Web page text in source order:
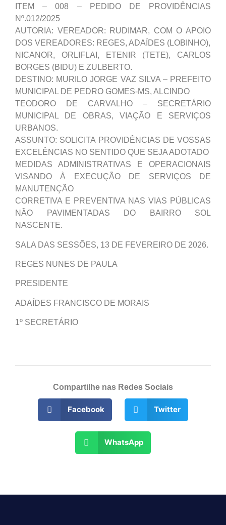
ITEM – 008 – PEDIDO DE PROVIDÊNCIAS
Nº.012/2025
AUTORIA: VEREADOR: RUDIMAR, COM O APOIO
DOS VEREADORES: REGES, ADAÍDES (LOBINHO),
NICANOR, ORLIFLAI, ETENIR (TETE), CARLOS
BORGES (BIDU) E ZULBERTO.
DESTINO: MURILO JORGE VAZ SILVA – PREFEITO
MUNICIPAL DE PEDRO GOMES-MS, ALCINDO
TEODORO DE CARVALHO – SECRETÁRIO
MUNICIPAL DE OBRAS, VIAÇÃO E SERVIÇOS
URBANOS.
ASSUNTO: SOLICITA PROVIDÊNCIAS DE VOSSAS
EXCELÊNCIAS NO SENTIDO QUE SEJA ADOTADO
MEDIDAS ADMINISTRATIVAS E OPERACIONAIS
VISANDO À EXECUÇÃO DE SERVIÇOS DE
MANUTENÇÃO
CORRETIVA E PREVENTIVA NAS VIAS PÚBLICAS
NÃO PAVIMENTADAS DO BAIRRO SOL
NASCENTE.
SALA DAS SESSÕES, 13 DE FEVEREIRO DE 2026.
REGES NUNES DE PAULA
PRESIDENTE
ADAÍDES FRANCISCO DE MORAIS
1º SECRETÁRIO
Compartilhe nas Redes Sociais
Facebook Twitter
WhatsApp